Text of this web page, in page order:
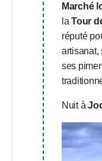
Marché
laTour
réputé
artisanat,
ses
Nuit à